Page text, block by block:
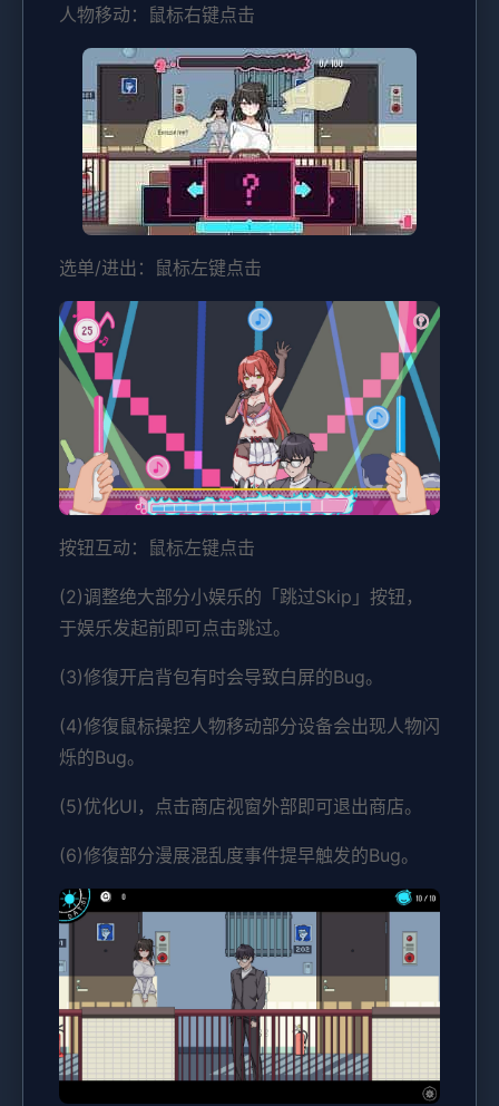
人物移动：鼠标右键点击
选单/进出：鼠标左键点击
按钮互动：鼠标左键点击
(2)调整绝大部分小娱乐的「跳过Skip」按钮，
于娱乐发起前即可点击跳过。
(3)修復开启背包有时会导致白屏的Bug。
(4)修復鼠标操控人物移动部分设备会出现人物闪
烁的Bug。
(5)优化UI，点击商店视窗外部即可退出商店。
(6)修復部分漫展混乱度事件提早触发的Bug。